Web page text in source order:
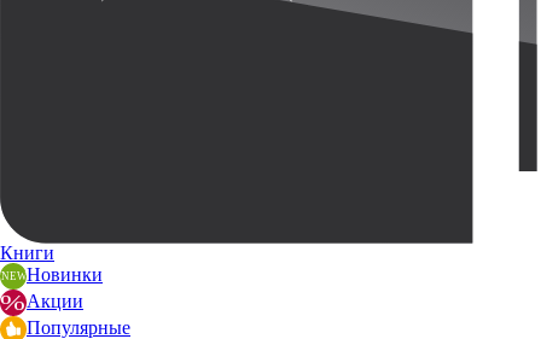
Книги
Новинки
Акции
Популярные